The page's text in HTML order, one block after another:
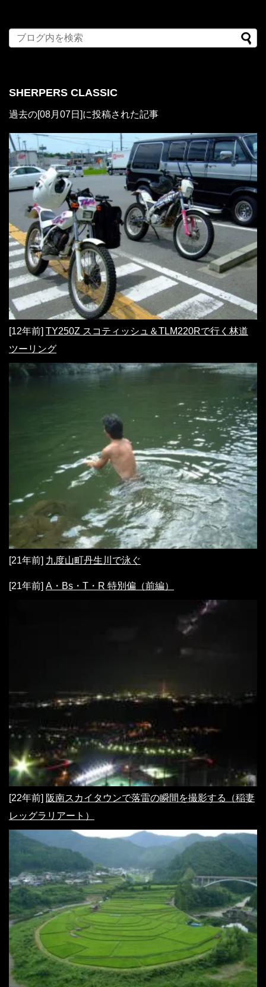
SHERPERS CLASSIC
過去の[08月07日]に投稿された記事
[12年前] TY250Z スコティッシュ＆TLM220Rで行く林道
ツーリング
[21年前] 九度山町丹生川で泳ぐ
[21年前] A・Bs・T・R 特別偏（前編）
[22年前] 阪南スカイタウンで落雷の瞬間を撮影する（稲妻
レッグラリアート）